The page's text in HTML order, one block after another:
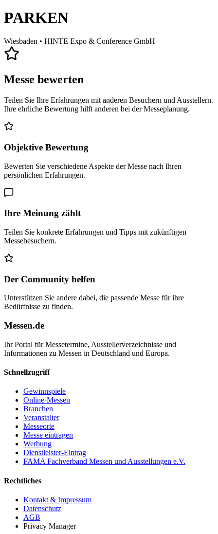
PARKEN
Wiesbaden • HINTE Expo & Conference GmbH
Messe bewerten
Teilen Sie Ihre Erfahrungen mit anderen Besuchern und Ausstellern.
Ihre ehrliche Bewertung hilft anderen bei der Messeplanung.
Objektive Bewertung
Bewerten Sie verschiedene Aspekte der Messe nach Ihren
persönlichen Erfahrungen.
Ihre Meinung zählt
Teilen Sie konkrete Erfahrungen und Tipps mit zukünftigen
Messebesuchern.
Der Community helfen
Unterstützen Sie andere dabei, die passende Messe für ihre
Bedürfnisse zu finden.
Messen.de
Ihr Portal für Messetermine, Ausstellerverzeichnisse und
Informationen zu Messen in Deutschland und Europa.
Schnellzugriff
Gewinnspiele
Online-Messen
Branchen
Veranstalter
Messeorte
Messe eintragen
Werbung
Dienstleister-Eintrag
FAMA Fachverband Messen und Ausstellungen e.V.
Rechtliches
Kontakt & Impressum
Datenschutz
AGB
Privacy Manager